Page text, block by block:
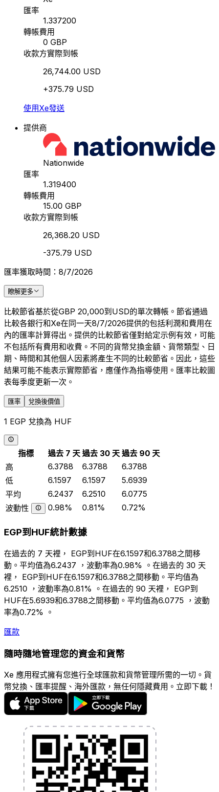
匯率
1.337200
轉帳費用
0 GBP
收款方實際到帳
26,744.00 USD
+375.79 USD
使用Xe發送
提供商
Nationwide
匯率
1.319400
轉帳費用
15.00 GBP
收款方實際到帳
26,368.20 USD
-375.79 USD
匯率獲取時間：8/7/2026
瞭解更多
比較節省基於從GBP 20,000到USD的單次轉帳。節省通過
比較各銀行和Xe在同一天8/7/2026提供的包括利潤和費用在
內的匯率計算得出。提供的比較節省僅對給定示例有效，可能
不包括所有費用和收費。不同的貨幣兌換金額、貨幣類型、日
期、時間和其他個人因素將產生不同的比較節省。因此，這些
結果可能不能表示實際節省，應僅作為指導使用。匯率比較圖
表每季度更新一次。
匯率 兌換後價值
1 EGP 兌換為 HUF
指標 過去 7 天 過去 30 天 過去 90 天
高
6.3788 6.3788
6.3788
低
6.1597 6.1597
5.6939
平均
6.2437 6.2510
6.0775
波動性
0.98% 0.81% 0.72%
EGP到HUF統計數據
在過去的 7 天裡， EGP到HUF在6.1597和6.3788之間移
動。平均值為6.2437 ，波動率為0.98% 。在過去的 30 天
裡， EGP到HUF在6.1597和6.3788之間移動。平均值為
6.2510 ，波動率為0.81% 。在過去的 90 天裡， EGP到
HUF在5.6939和6.3788之間移動。平均值為6.0775 ，波動
率為0.72% 。
匯款
隨時隨地管理您的資金和貨幣
Xe 應用程式擁有您進行全球匯款和貨幣管理所需的一切。貨
幣兌換、匯率提醒、海外匯款，無任何隱藏費用。立即下載！